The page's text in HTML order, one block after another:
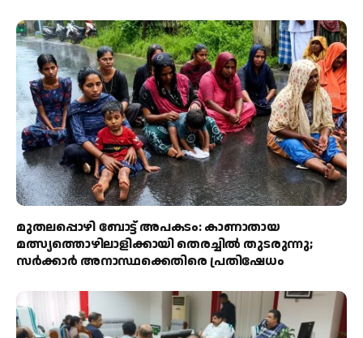
മുതലപ്പൊഴി ബോട്ട് അപകടം: കാണാതായ
മത്സ്യത്തൊഴിലാളിക്കായി തെരച്ചിൽ തുടരുന്നു;
സർക്കാർ അനാസ്ഥക്കെതിരെ പ്രതിഷേധം